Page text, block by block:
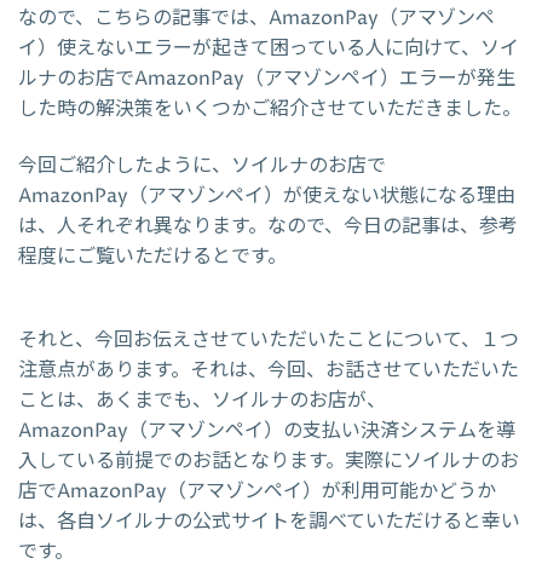
なので、こちらの記事では、AmazonPay（アマゾンペ
イ）使えないエラーが起きて困っている人に向けて、ソイ
ルナのお店でAmazonPay（アマゾンペイ）エラーが発生
した時の解決策をいくつかご紹介させていただきました。
今回ご紹介したように、ソイルナのお店で
AmazonPay（アマゾンペイ）が使えない状態になる理由
は、人それぞれ異なります。なので、今日の記事は、参考
程度にご覧いただけるとです。
それと、今回お伝えさせていただいたことについて、１つ
注意点があります。それは、今回、お話させていただいた
ことは、あくまでも、ソイルナのお店が、
AmazonPay（アマゾンペイ）の支払い決済システムを導
入している前提でのお話となります。実際にソイルナのお
店でAmazonPay（アマゾンペイ）が利用可能かどうか
は、各自ソイルナの公式サイトを調べていただけると幸い
です。